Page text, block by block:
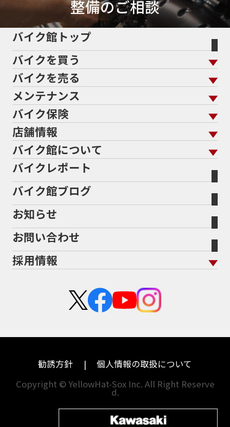
整備のご相談
バイク館トップ
バイクを買う
バイクを買う トップ
バイクを探す
メーカーから探す
色から探す
スタイルから探す
排気量から探す
地域から探す
走行距離から探す
中古車から探す
バイクを売る
バイクを売る トップ
バイク館買取の強み
バイクを高く売るコツ
バイク買取の流れ
全国展開の強み
よくあるご質問
バイク買取強化車両
オンライン査定フォーム
メーカー別買取相場・
ヤマハ
ホンダ
スズキ
ハーレーダビッドソン
ドゥカティ
トライアンフ
アプリリア
KTM
モトグッツイ
MVアグスタ
他海外ﾒｰｶｰ
メンテナンス
メンテナンス トップ
バイク点検
バイク車検
Bikeep
プロテクションフィルム
バイク保険
バイク保険 トップ
自賠責保険
任意保険
バイク保険無料見積り（現在未加入の方）
バイク保険無料見積り（他社でご加入の方）
盗難保険
店舗情報
店舗情報 トップ
北海道
宮城
福島
茨城
栃木
兵庫
福岡
バイク館について
バイク館について トップ
バイク館が選ばれる理由
会社概要
沿革
二輪公正取引協議会加盟店
バイクレポート
バイク館ブログ
お知らせ
お問い合わせ
採用情報
中途採用・アルバイト
勧誘方針
個人情報の取扱について
Copyright © YellowHat-Sox Inc. All Right Reserve
d.